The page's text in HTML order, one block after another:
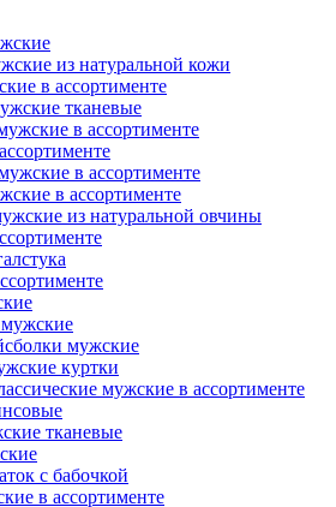
из натуральной кожи
в ассортименте
тканевые
в ассортименте
в ассортименте
в ассортименте
из натуральной овчины
мужские
куртки
мужские в ассортименте
тканевые
с бабочкой
в ассортименте